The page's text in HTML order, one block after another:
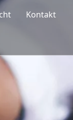
Kontakt